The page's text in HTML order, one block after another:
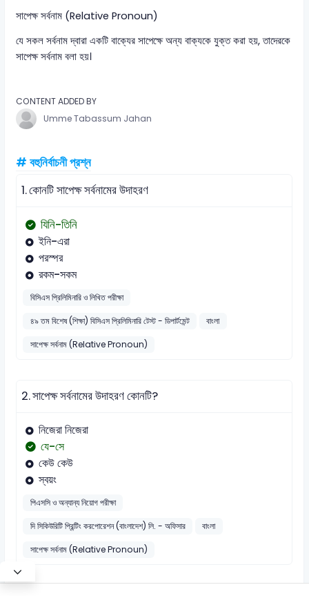
সাপেক্ষ সর্বনাম (Relative Pronoun)
যে সকল সর্বনাম দ্বারা একটি বাক্যের সাপেক্ষে অন্য বাক্যকে যুক্ত করা হয়, তাদেরকে
সাপেক্ষ সর্বনাম বলা হয়।
CONTENT ADDED BY
Umme Tabassum Jahan
# বহুনির্বাচনী প্রশ্ন
1.কোনটি সাপেক্ষ সর্বনামের উদাহরণ
যিনি-তিনি
ইনি-এরা
পরস্পর
রকম-সকম
বিসিএস প্রিলিমিনারি ও লিখিত পরীক্ষা
৪৯ তম বিশেষ (শিক্ষা) বিসিএস প্রিলিমিনারি টেস্ট - ডিপার্টমেন্ট
বাংলা
সাপেক্ষ সর্বনাম (Relative Pronoun)
2.সাপেক্ষ সর্বনামের উদাহরণ কোনটি?
নিজেরা নিজেরা
যে-সে
কেউ কেউ
স্বয়ং
পিএসসি ও অন্যান্য নিয়োগ পরীক্ষা
দি সিকিউরিটি প্রিন্টিং করপোরেশন (বাংলাদেশ) লি. - অফিসার
বাংলা
সাপেক্ষ সর্বনাম (Relative Pronoun)